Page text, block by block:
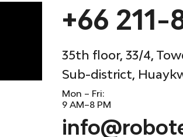
+66 211-
35th floor, 33/4,
Sub-district,
Mon – Fri:
9 AM–8 PM